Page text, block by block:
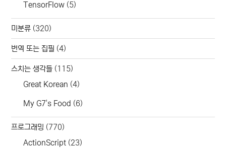
TensorFlow (5)
미분류 (320)
번역 또는 집필 (4)
스치는 생각들 (115)
Great Korean (4)
My G7's Food (6)
프로그래밍 (770)
ActionScript (23)